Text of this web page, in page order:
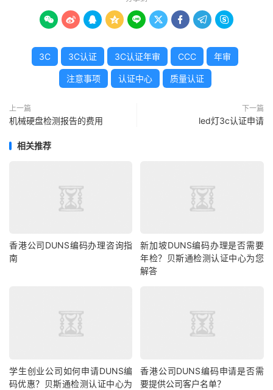
        
3C 3C认证 3C认证年审 CCC 年审
注意事项 认证中心 质量认证
上一篇
机械硬盘检测报告的费用
下一篇
led灯3c认证申请
相关推荐
香港公司DUNS编码办理咨询指
南
新加坡DUNS编码办理是否需要
年检？贝斯通检测认证中心为您
解答
学生创业公司如何申请DUNS编
码优惠？贝斯通检测认证中心为
香港公司DUNS编码申请是否需
要提供公司客户名单？